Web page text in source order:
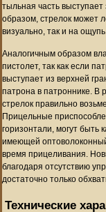
тыльная часть
образом, стрелок может
визуально, так и на
Аналогичным образом
пистолет, так как если
выступает из верхней
патрона в патроннике. В
стрелок правильно
Прицельные
горизонтали, могут быть
имеющей
время прицеливания.
благодаря отсутствию
достаточно только
Технические